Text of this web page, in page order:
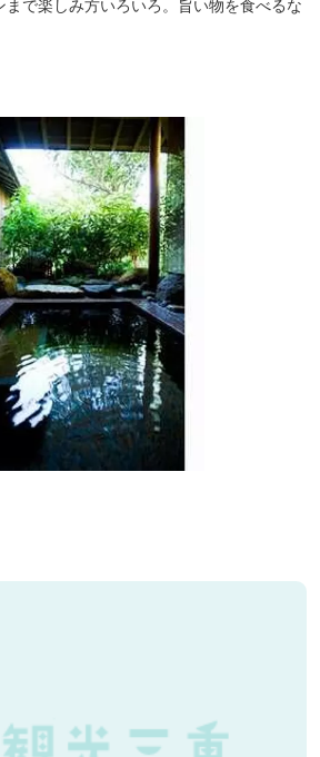
で楽しみ方いろいろ。旨い物を食べるな